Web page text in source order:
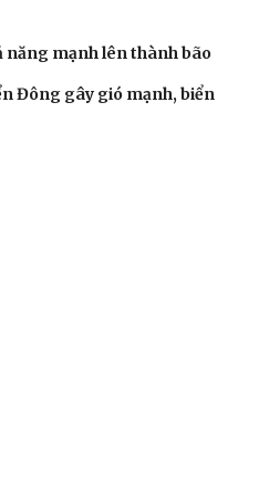
năng mạnh lên thành bão
Đông gây gió mạnh, biển